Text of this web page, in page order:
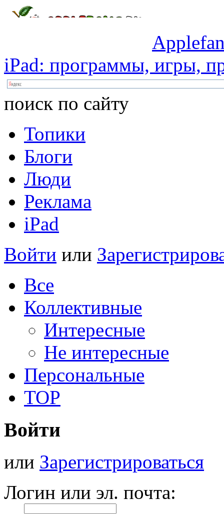
iPad: программы, игры,
поиск по сайту
Топики
Блоги
Люди
Реклама
iPad
Войти или
Все
Коллективные
Интересные
Не интересные
Персональные
TOP
Войти
или Зарегистрироваться
Логин или эл. почта: